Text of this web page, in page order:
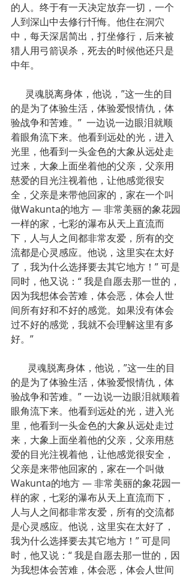
的人。终于有一天决定放弃一切，一个
人到深山中去修行忏悔。他住在洞穴
中，每天深居简出，打坐修行，后来被
猎人用弓箭误杀，死去的时候他还只是
中年。
灵魂脱离身体，他说，”这一生的目
的是为了体验生活，体验爱恨情仇，体
验战争和苦难。”  一边说一边眼泪就顺
着眼角流下来。他看到远处的光，进入
光里，他看到一头金色的大象从远处走
过来，大象上面坐着他的父亲，父亲用
慈爱的目光注视着他，让他感觉很安
全，父亲是来带他回家的，家在一个叫
做Wakunta的地方 — 非常美丽的象花园
一样的家，七彩的瀑布从天上直流而
下，人与人之间都非常友爱，所有的交
流都是心灵感应。他说，这里实在太好
了，我为什么选择要去其它地方！” 可是
同时，他又说：“ 我是自愿去那一世的，
因为我想体会苦难，体会恶，体会人世
间所有好和不好的感觉。如果没有体会
过不好的感觉，我就不会理解这里有多
好。”
灵魂脱离身体，他说，”这一生的目
的是为了体验生活，体验爱恨情仇，体
验战争和苦难。” 一边说一边眼泪就顺着
眼角流下来。他看到远处的光，进入光
里，他看到一头金色的大象从远处走过
来，大象上面坐着他的父亲，父亲用慈
爱的目光注视着他，让他感觉很安全，
父亲是来带他回家的，家在一个叫做
Wakunta的地方 — 非常美丽的象花园一
样的家，七彩的瀑布从天上直流而下，
人与人之间都非常友爱，所有的交流都
是心灵感应。他说，这里实在太好了，
我为什么选择要去其它地方！” 可是同
时，他又说：“ 我是自愿去那一世的，因
为我想体会苦难，体会恶，体会人世间